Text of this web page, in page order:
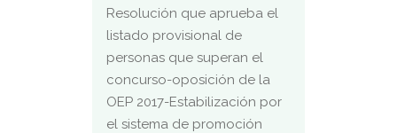
Resolución que aprueba el
listado provisional de
personas que superan el
concurso-oposición de la
OEP 2017-Estabilización por
el sistema de promoción